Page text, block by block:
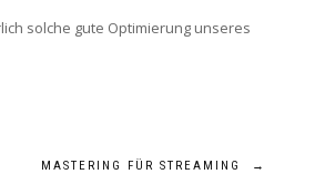
solche gute Optimierung unseres
MASTERING FÜR STREAMING →